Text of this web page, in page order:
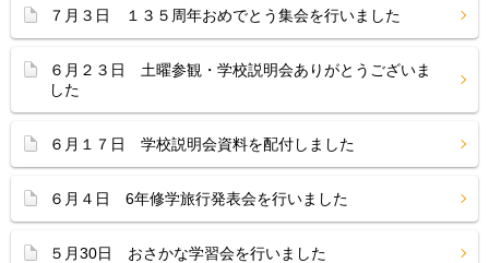
７月３日 １３５周年おめでとう集会を行いました
６月２３日 土曜参観・学校説明会ありがとうございま
した
６月１７日 学校説明会資料を配付しました
６月４日 6年修学旅行発表会を行いました
５月30日 おさかな学習会を行いました